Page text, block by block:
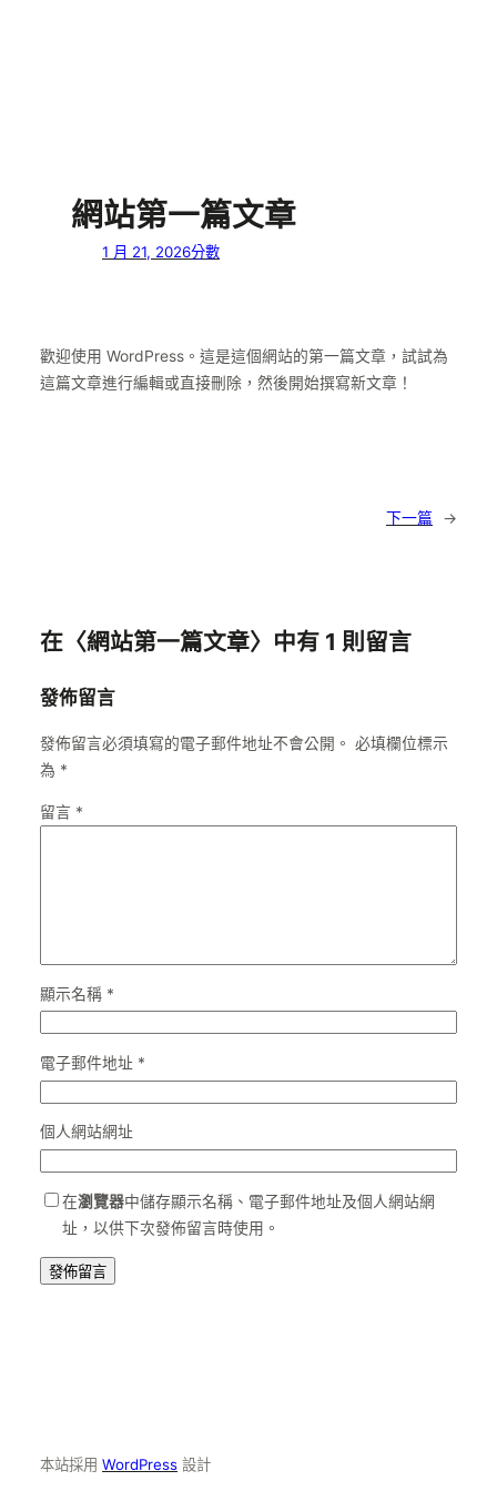
網站第一篇文章
1 月 21, 2026分數
歡迎使用 WordPress。這是這個網站的第一篇文章，試試為
這篇文章進行編輯或直接刪除，然後開始撰寫新文章！
下一篇 →
在〈網站第一篇文章〉中有 1 則留言
發佈留言
發佈留言必須填寫的電子郵件地址不會公開。 必填欄位標示
為 *
留言 *
顯示名稱 *
電子郵件地址 *
個人網站網址
在瀏覽器中儲存顯示名稱、電子郵件地址及個人網站網
址，以供下次發佈留言時使用。
本站採用 WordPress 設計